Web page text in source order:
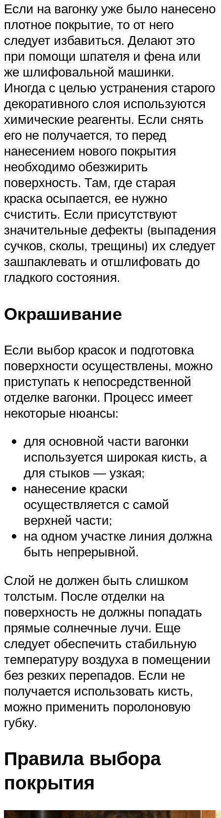
Если на вагонку уже было нанесено
плотное покрытие, то от него
следует избавиться. Делают это
при помощи шпателя и фена или
же шлифовальной машинки.
Иногда с целью устранения старого
декоративного слоя используются
химические реагенты. Если снять
его не получается, то перед
нанесением нового покрытия
необходимо обезжирить
поверхность. Там, где старая
краска осыпается, ее нужно
счистить. Если присутствуют
значительные дефекты (выпадения
сучков, сколы, трещины) их следует
зашпаклевать и отшлифовать до
гладкого состояния.
Окрашивание
Если выбор красок и подготовка
поверхности осуществлены, можно
приступать к непосредственной
отделке вагонки. Процесс имеет
некоторые нюансы:
для основной части вагонки
используется широкая кисть, а
для стыков — узкая;
нанесение краски
осуществляется с самой
верхней части;
на одном участке линия должна
быть непрерывной.
Слой не должен быть слишком
толстым. После отделки на
поверхность не должны попадать
прямые солнечные лучи. Еще
следует обеспечить стабильную
температуру воздуха в помещении
без резких перепадов. Если не
получается использовать кисть,
можно применить поролоновую
губку.
Правила выбора
покрытия